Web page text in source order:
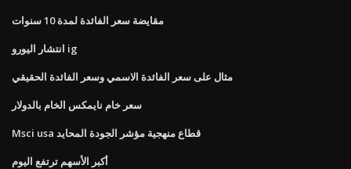
مقايضة سعر الفائدة لمدة 10 سنوات
انتشار اليورو ig
مثال على سعر الفائدة الاسمي وسعر الفائدة الحقيقي
سعر خام نايمكس الخام بالدولار
Msci usa قطاع منهجية مؤشر الجودة المحايد
أكبر الأسهم ترتفع اليوم